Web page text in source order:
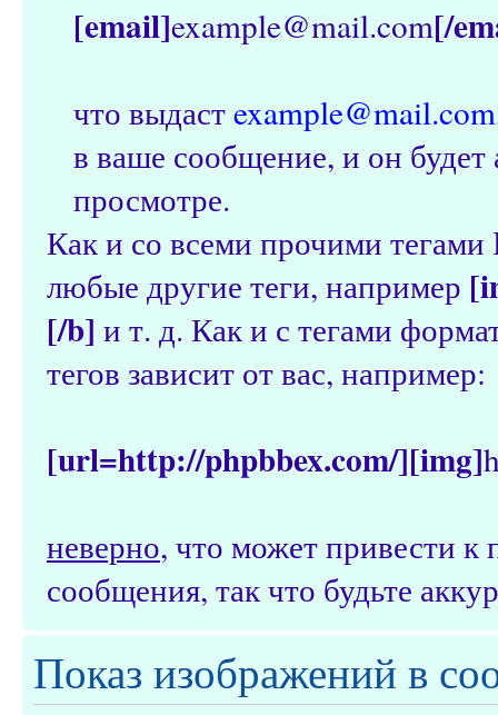
[email]example@mail.com[/
что выдастexample@mail.com
в ваше сообщение, и он будет
просмотре.
Как и со всеми прочими
любые другие теги, например
[/b] и т. д. Как и с тегами
тегов зависит от вас, например:
[url=http://phpbbex.com/][img]
неверно, что может привести
сообщения, так что будьте
Показ изображений в